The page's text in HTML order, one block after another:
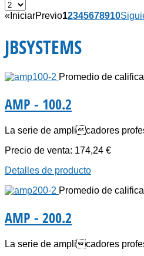
« IniciarPrevio12345678910
JBSYSTEMS
Promedio de
AMP - 100.2
La serie de amplicadores
Precio de venta: 174,24 €
Detalles de producto
Promedio de
AMP - 200.2
La serie de amplicadores